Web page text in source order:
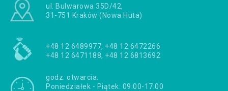
ul. Bulwarowa 35D/42,
31-751 Kraków (Nowa Huta)
+48 12 6489977, +48 12 6472266
+48 12 6471188, +48 12 6813692
godz. otwarcia:
Poniedziałek - Piątek: 09:00-17:00